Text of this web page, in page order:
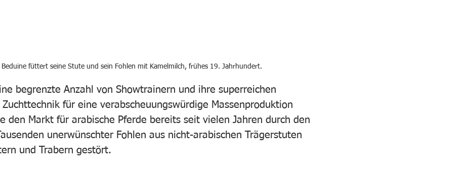
Beduine füttert seine Stute und sein Fohlen mit Kamelmilch, frühes 19. Jahrhundert.
begrenzte Anzahl von Showtrainern und ihre superreichen
Zuchttechnik für eine verabscheuungswürdige Massenproduktion
den Markt für arabische Pferde bereits seit vielen Jahren durch den
unerwünschter Fohlen aus nicht-arabischen Trägerstuten
und Trabern gestört.